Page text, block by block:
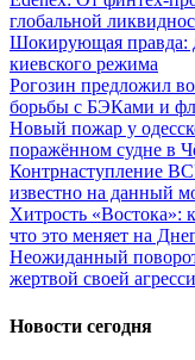
глобальной
Шокирующая правда:
киевского режима
Рогозин предложил
борьбы с БЭКами и
Новый пожар у
поражённом судне в
Контрнаступление
известно на данный
Хитрость «Востока»:
что это меняет на
Неожиданный
жертвой своей
Новости сегодня